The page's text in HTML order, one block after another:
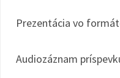
Prezentácia vo
Audiozáznam